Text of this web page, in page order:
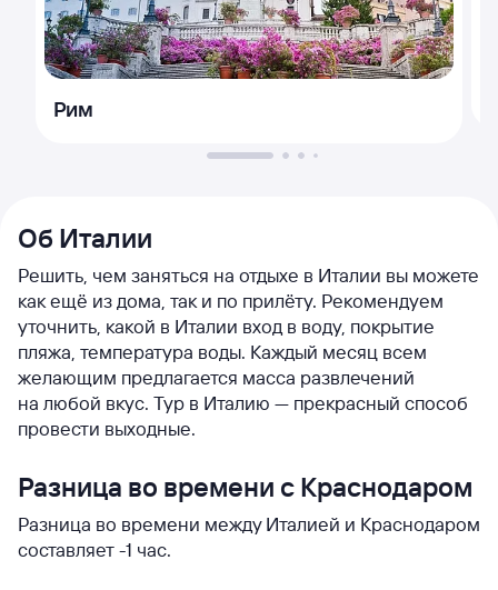
Рим
Об Италии
Решить, чем заняться на отдыхе в Италии вы можете
как ещё из дома, так и по прилёту. Рекомендуем
уточнить, какой в Италии вход в воду, покрытие
пляжа, температура воды. Каждый месяц всем
желающим предлагается масса развлечений
на любой вкус. Тур в Италию — прекрасный способ
провести выходные.
Разница во времени с Краснодаром
Разница во времени между Италией и Краснодаром
составляет -1 час.